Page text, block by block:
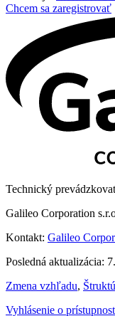
Chcem sa zaregistrovať
Technický
Galileo Corporation
Kontakt: Galileo
Posledná aktualizácia:
Zmena vzhľadu,
Vyhlásenie o